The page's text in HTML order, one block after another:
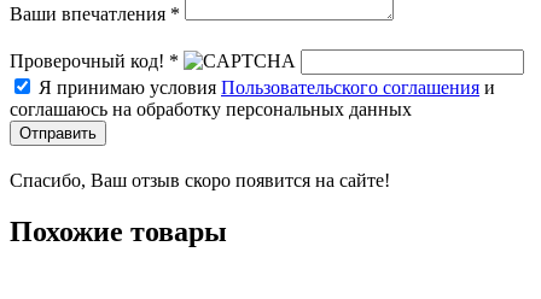
Ваши впечатления *
Проверочный код! *
Я принимаю условия Пользовательского соглашения и
соглашаюсь на обработку персональных данных
Отправить
Спасибо, Ваш отзыв скоро появится на сайте!
Похожие товары